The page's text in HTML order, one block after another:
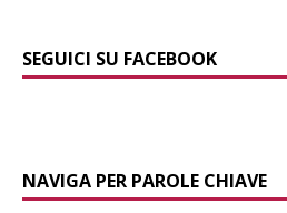
SEGUICI SU FACEBOOK
NAVIGA PER PAROLE CHIAVE